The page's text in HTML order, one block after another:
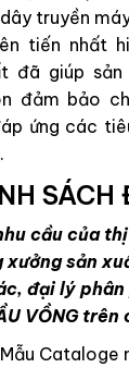
truyền
tiến nhất
đã giúp sản
đảm bảo
ứng các
SÁCH
cầu của
xưởng sản
đại lý phân
VỒNG trên
Cataloge